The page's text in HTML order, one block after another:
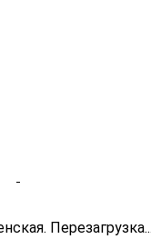
Перезагрузка...